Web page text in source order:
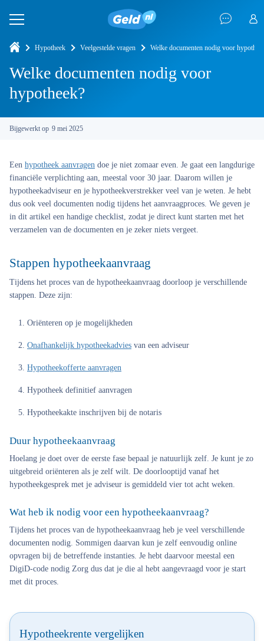
Hypotheek Veelgestelde vragen Welke documenten nodig voor
Welke documenten nodig voor
hypotheek?
Bijgewerkt op 9 mei 2025
Een hypotheek aanvragen doe je niet zomaar even. Je gaat een langdurige
financiële verplichting aan, meestal voor 30 jaar. Daarom willen je
hypotheekadviseur en je hypotheekverstrekker veel van je weten. Je hebt
dus ook veel documenten nodig tijdens het aanvraagproces. We geven je
in dit artikel een handige checklist, zodat je direct kunt starten met het
verzamelen van de documenten en je zeker niets vergeet.
Stappen hypotheekaanvraag
Tijdens het proces van de hypotheekaanvraag doorloop je verschillende
stappen. Deze zijn:
Oriënteren op je mogelijkheden
Onafhankelijk hypotheekadvies van een adviseur
Hypotheekofferte aanvragen
Hypotheek definitief aanvragen
Hypotheekakte inschrijven bij de notaris
Duur hypotheekaanvraag
Hoelang je doet over de eerste fase bepaal je natuurlijk zelf. Je kunt je zo
uitgebreid oriënteren als je zelf wilt. De doorlooptijd vanaf het
hypotheekgesprek met je adviseur is gemiddeld vier tot acht weken.
Wat heb ik nodig voor een hypotheekaanvraag?
Tijdens het proces van de hypotheekaanvraag heb je veel verschillende
documenten nodig. Sommigen daarvan kun je zelf eenvoudig online
opvragen bij de betreffende instanties. Je hebt daarvoor meestal een
DigiD-code nodig Zorg dus dat je die al hebt aangevraagd voor je start
met dit proces.
Hypotheekrente vergelijken